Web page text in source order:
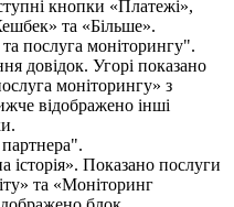
та послуга моніторингу".
партнера".